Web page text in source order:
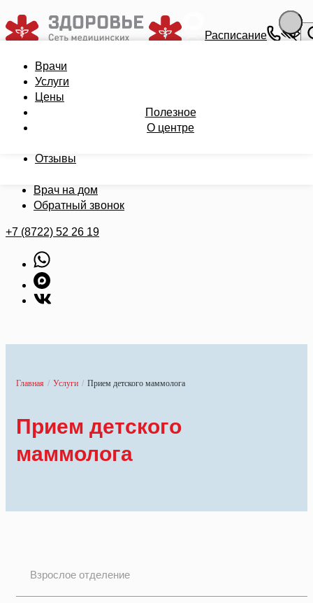
Расписание
Врачи
Цены
Полезное
О центре
Отзывы
Записаться на приём
Врачи
Услуги
Цены
Полезное
О центре
Врач на дом
Обратный звонок
+7 (8722) 52 26 19
Главная / Услуги / Прием детского маммолога
Прием детского
маммолога
Взрослое отделение